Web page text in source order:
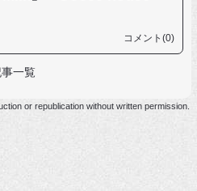
コメント(0)
一覧
or republication without written permission.